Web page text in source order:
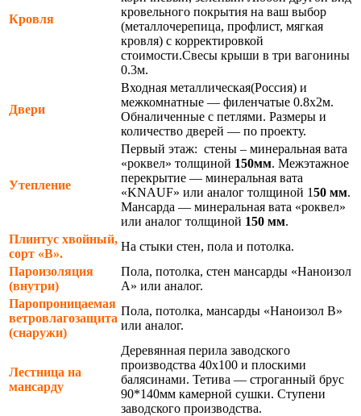
Кровля
кровельного покрытия на ваш выбор
(металлочерепица, профлист, мягкая
кровля) с корректировкой
стоимости.Свесы крыши в три вагонины
0.3м.
Двери
Входная металлическая(Россия) и
межкомнатные — филенчатые 0.8х2м.
Обналиченные с петлями. Размеры и
количество дверей — по проекту.
Утепление
Первый этаж: стены – минеральная вата
«роквел» толщиной 150мм. Межэтажное
перекрытие — минеральная вата
«KNAUF» или аналог толщиной 150 мм.
Мансарда — минеральная вата «роквел»
или аналог толщиной 150 мм.
Плинтус хвойный,
сорт «В».
На стыки стен, пола и потолка.
Пароизоляция
(внутри)
Пола, потолка, стен мансарды «Наноизол
А» или аналог.
Паропроницаемая
ветровлагозащита
(снаружи)
Пола, потолка, мансарды «Наноизол В»
или аналог.
Лестница на
мансарду
Деревянная перила заводского
производства 40х100 и плоскими
балясинами. Тетива — строганный брус
90*140мм камерной сушки. Ступени
заводского производства.